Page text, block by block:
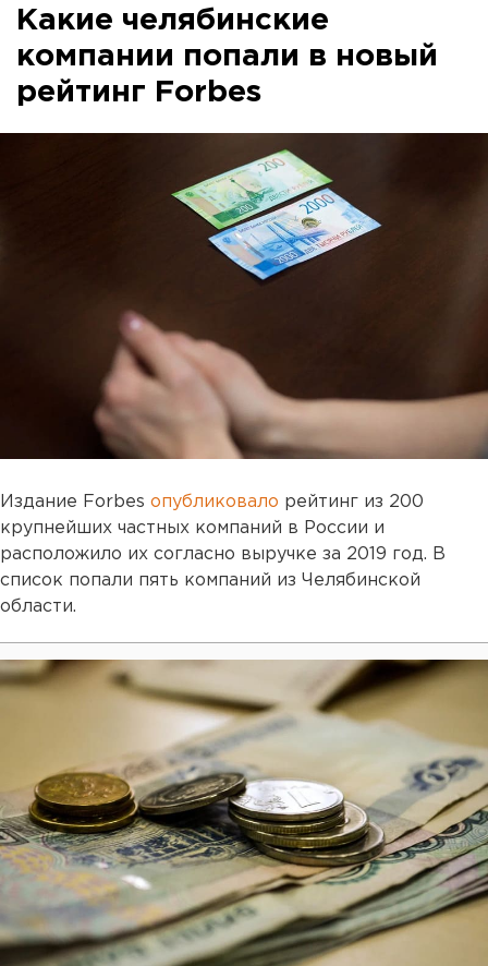
Какие челябинские
компании попали в новый
рейтинг Forbes
Издание Forbes опубликовало рейтинг из 200
крупнейших частных компаний в России и
расположило их согласно выручке за 2019 год. В
список попали пять компаний из Челябинской
области.